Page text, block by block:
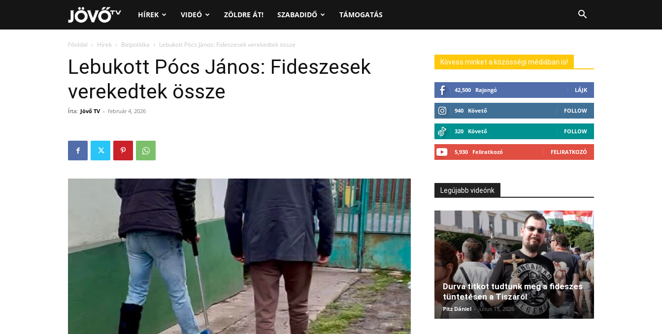
Jövő
TV
HÍREK VIDEÓ ZÖLDRE ÁT! SZABADIDŐ TÁMOGATÁS
Főoldal Hírek Belpolitika Lebukott Pócs János: Fideszesek verekedtek össze
Lebukott Pócs János: Fideszesek
verekedtek össze
Írta: Jövő TV - február 4, 2026
Kövess minket a közösségi médiában is!
42,500 Rajongó LÁJK
940 Követő FOLLOW
320 Követő FOLLOW
5,930 Feliratkozó FELIRATKOZÓ
Legújabb videónk
Durva titkot tudtunk meg a fideszes
tüntetésen a Tiszáról
Pitz Dániel - július 15, 2026